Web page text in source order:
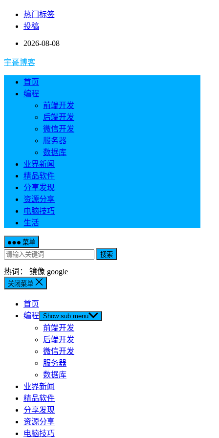
热门标签
投稿
2026-08-08
宇哥博客
首页
编程
前端开发
后端开发
微信开发
服务器
数据库
业界新闻
精品软件
分享发现
资源分享
电脑技巧
生活
菜单
搜索
热词： 镜像 google
关闭菜单
首页
编程 Show sub menu
前端开发
后端开发
微信开发
服务器
数据库
业界新闻
精品软件
分享发现
资源分享
电脑技巧